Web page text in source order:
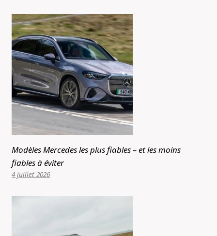
Modèles Mercedes les plus fiables – et les moins
fiables à éviter
4 juillet 2026